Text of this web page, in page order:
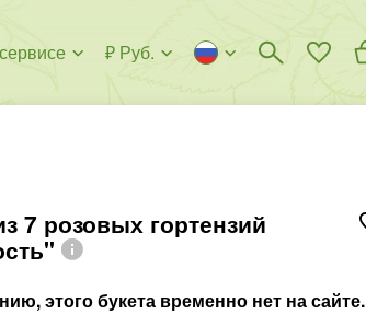
₽ Руб.
7 розовых гортензий
этого букета временно нет на сайте.